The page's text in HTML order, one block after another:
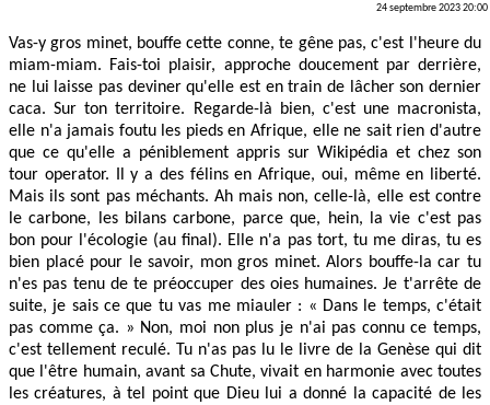
24 septembre 2023 20:00
Vas-y gros minet, bouffe cette conne, te gêne pas, c'est l'heure du
miam-miam. Fais-toi plaisir, approche doucement par derrière,
ne lui laisse pas deviner qu'elle est en train de lâcher son dernier
caca. Sur ton territoire. Regarde-là bien, c'est une macronista,
elle n'a jamais foutu les pieds en Afrique, elle ne sait rien d'autre
que ce qu'elle a péniblement appris sur Wikipédia et chez son
tour operator. Il y a des félins en Afrique, oui, même en liberté.
Mais ils sont pas méchants. Ah mais non, celle-là, elle est contre
le carbone, les bilans carbone, parce que, hein, la vie c'est pas
bon pour l'écologie (au final). Elle n'a pas tort, tu me diras, tu es
bien placé pour le savoir, mon gros minet. Alors bouffe-la car tu
n'es pas tenu de te préoccuper des oies humaines. Je t'arrête de
suite, je sais ce que tu vas me miauler : « Dans le temps, c'était
pas comme ça. » Non, moi non plus je n'ai pas connu ce temps,
c'est tellement reculé. Tu n'as pas lu le livre de la Genèse qui dit
que l'être humain, avant sa Chute, vivait en harmonie avec toutes
les créatures, à tel point que Dieu lui a donné la capacité de les